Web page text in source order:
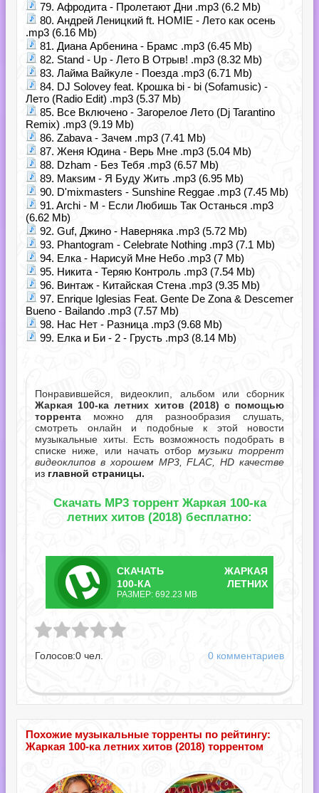
79. Афродита - Пролетают Дни .mp3 (6.2 Mb)
80. Андрей Леницкий ft. HOMIE - Лето как осень
.mp3 (6.16 Mb)
81. Диана Арбенина - Брамс .mp3 (6.45 Mb)
82. Stand - Up - Лето В Отрыв! .mp3 (8.32 Mb)
83. Лайма Вайкуле - Поезда .mp3 (6.71 Mb)
84. DJ Solovey feat. Крошка bi - bi (Sofamusic) -
Лето (Radio Edit) .mp3 (5.37 Mb)
85. Все Включено - Загорелое Лето (Dj Tarantino
Remix) .mp3 (9.19 Mb)
86. Zabava - Зачем .mp3 (7.41 Mb)
87. Женя Юдина - Верь Мне .mp3 (5.04 Mb)
88. Dzham - Без Тебя .mp3 (6.57 Mb)
89. Макsим - Я Буду Жить .mp3 (6.95 Mb)
90. D'mixmasters - Sunshine Reggae .mp3 (7.45 Mb)
91. Archi - M - Если Любишь Так Останься .mp3
(6.62 Mb)
92. Guf, Джино - Наверняка .mp3 (5.72 Mb)
93. Phantogram - Celebrate Nothing .mp3 (7.1 Mb)
94. Елка - Нарисуй Мне Небо .mp3 (7 Mb)
95. Никита - Теряю Контроль .mp3 (7.54 Mb)
96. Винтаж - Китайская Стена .mp3 (9.35 Mb)
97. Enrique Iglesias Feat. Gente De Zona & Descemer
Bueno - Bailando .mp3 (7.57 Mb)
98. Нас Нет - Разница .mp3 (9.68 Mb)
99. Елка и Би - 2 - Грусть .mp3 (8.14 Mb)
Понравившейся, видеоклип, альбом или сборник
Жаркая 100-ка летних хитов (2018) с помощью
торрента можно для разнообразия слушать,
смотреть онлайн и подобные к этой новости
музыкальные хиты. Есть возможность подобрать в
списке ниже, или начать отбор музыки торрент
видеоклипов в хорошем MP3, FLAC, HD качестве
из главной страницы.
Скачать MP3 торрент Жаркая 100-ка
летних хитов (2018) бесплатно:
СКАЧАТЬ
ТОРРЕНТ
ЖАРКАЯ
100-КА ЛЕТНИХ
ХИТОВ.TORRENT
РАЗМЕР: 692.23 MB
летних хитов.torrent
Голосов:0 чел. 0 комментариев
Похожие музыкальные торренты по рейтингу:
Жаркая 100-ка летних хитов (2018) торрентом